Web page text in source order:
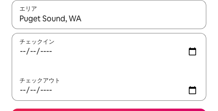
エリア
検索結果が表示されたら、上下の矢印キーを使って移動するか
チェックイン
チェックアウト